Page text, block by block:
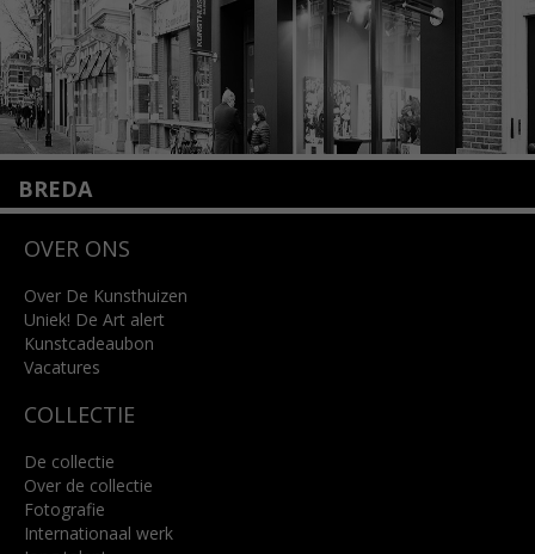
BREDA
4818 SB Breda
info@kunsthuisbreda.nl
Lees meer
OVER ONS
Over De Kunsthuizen
Uniek! De Art alert
Kunstcadeaubon
Vacatures
COLLECTIE
De collectie
Over de collectie
Fotografie
Internationaal werk